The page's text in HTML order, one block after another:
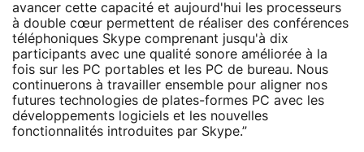
avancer cette capacité et aujourd'hui les processeurs
à double cœur permettent de réaliser des conférences
téléphoniques Skype comprenant jusqu'à dix
participants avec une qualité sonore améliorée à la
fois sur les PC portables et les PC de bureau. Nous
continuerons à travailler ensemble pour aligner nos
futures technologies de plates-formes PC avec les
développements logiciels et les nouvelles
fonctionnalités introduites par Skype.”